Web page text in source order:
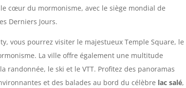
cœur du mormonisme, avec le siège mondial de
Derniers Jours.
vous pourrez visiter le majestueux Temple Square, le
La ville offre également une multitude
randonnée, le ski et le VTT. Profitez des panoramas
et des balades au bord du célèbre lac salé,